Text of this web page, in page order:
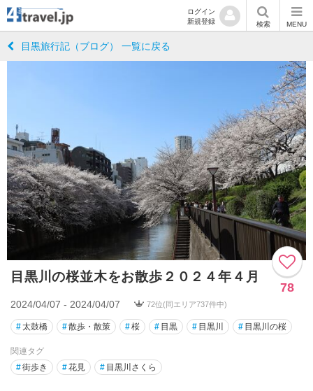
ログイン
新規登録
検索 MENU
目黒旅行記（ブログ） 一覧に戻る
目黒川の桜並木をお散歩２０２４年４月
78
2024/04/07 - 2024/04/07 72位(同エリア737件中)
#太鼓橋 #散歩・散策 #桜 # 目黒 # 目黒川 # 目黒川の桜
関連タグ
#街歩き #花見 # 目黒川さくら